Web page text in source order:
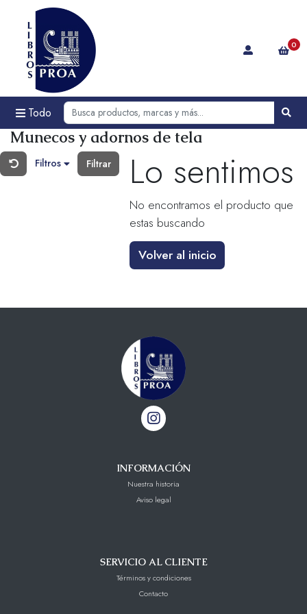
Todo
0
Munecos y adornos de tela
Filtros Filtrar Lo sentimos
No encontramos el producto que
estas buscando
Volver al inicio
INFORMACIÓN
Nuestra historia
Aviso legal
SERVICIO AL CLIENTE
Términos y condiciones
Contacto